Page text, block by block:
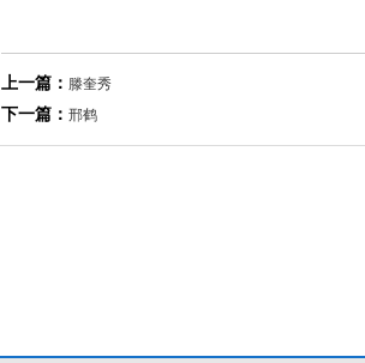
上一篇： 滕奎秀
下一篇： 邢鹤